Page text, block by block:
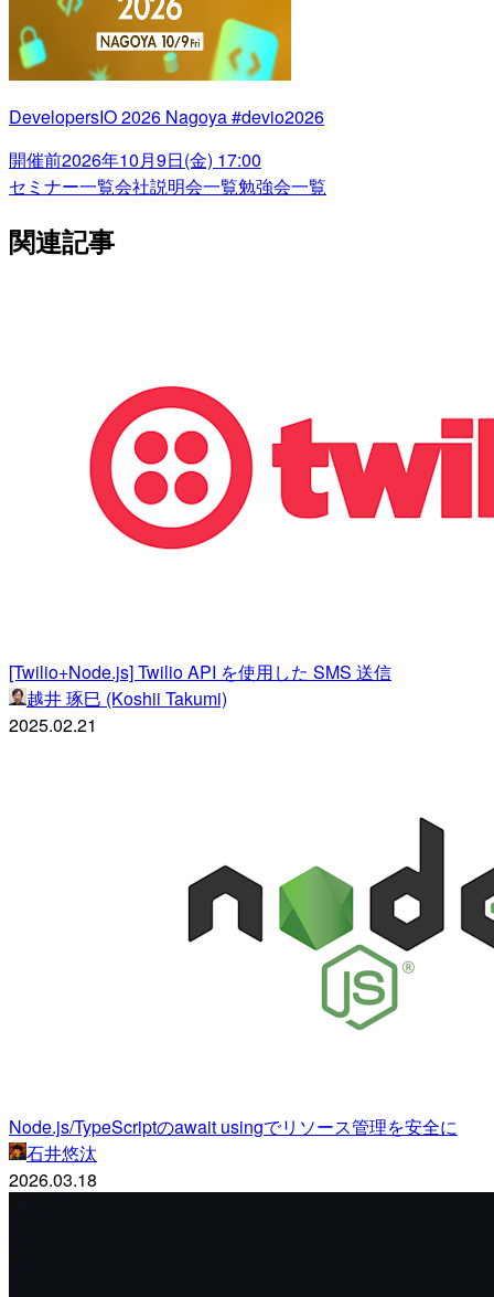
DevelopersIO 2026 Nagoya #devio2026
開催前2026年10月9日(金) 17:00
セミナー一覧会社説明会一覧勉強会一覧
関連記事
[Twilio+Node.js] Twilio API を使用した SMS 送信
越井 琢巳 (Koshii Takumi)
2025.02.21
Node.js/TypeScriptのawait usingでリソース管理を安全に
石井悠汰
2026.03.18